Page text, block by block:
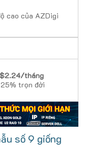
cao của AZDigi
tháng
trọn đời
số 9 giống